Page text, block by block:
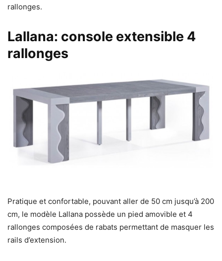
rallonges.
Lallana: console extensible 4
rallonges
Pratique et confortable, pouvant aller de 50 cm jusqu’à 200
cm, le modèle Lallana possède un pied amovible et 4
rallonges composées de rabats permettant de masquer les
rails d’extension.